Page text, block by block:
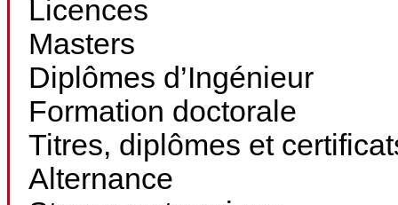
Licences
Masters
Diplômes d’Ingénieur
Formation doctorale
Titres, diplômes et
Alternance